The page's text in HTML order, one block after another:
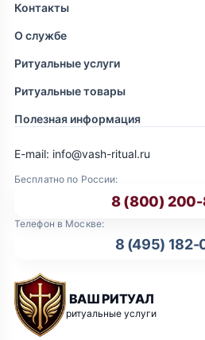
Контакты
О службе
Ритуальные услуги
Ритуальные товары
Полезная информация
ВАШ РИТУАЛ
ритуальные услуги
Бесплатно по России:
8 (800)
Телефон в Москве:
8 (495) 182-
E-mail: info@vash-ritual.ru